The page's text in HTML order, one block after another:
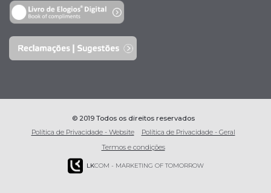
© 2019 Todos os direitos reservados
Política de Privacidade - Website
Política de Privacidade - Geral
Termos e condições
LKCOM - MARKETING OF TOMORROW